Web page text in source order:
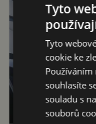
Tyto
Tyto
cookie ke
Používáním
souhlasíte
souladu s
souborů